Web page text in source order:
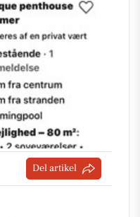
Del artikel